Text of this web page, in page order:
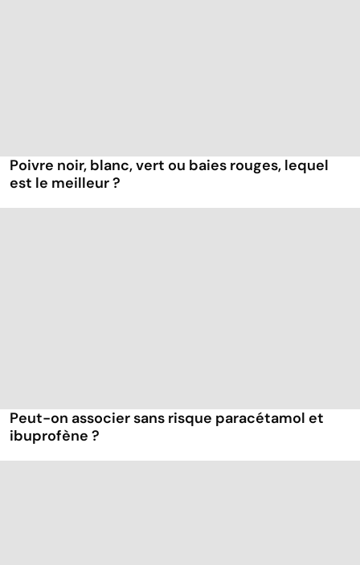
Poivre noir, blanc, vert ou baies rouges, lequel
est le meilleur ?
Peut-on associer sans risque paracétamol et
ibuprofène ?